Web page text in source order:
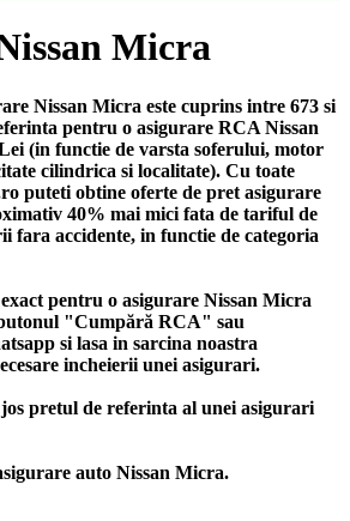
Micra
Nissan Micra este cuprins intre 673 si
pentru o asigurare RCA Nissan
(in functie de varsta soferului, motor
cilindrica si localitate). Cu toate
puteti obtine oferte de pret asigurare
40% mai mici fata de tariful de
fara accidente, in functie de categoria
pentru o asigurare Nissan Micra
"Cumpără RCA" sau
si lasa in sarcina noastra
incheierii unei asigurari.
pretul de referinta al unei asigurari
auto Nissan Micra.